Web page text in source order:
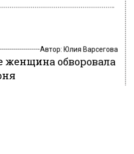
Автор: Юлия Варсегова
женщина обворовала